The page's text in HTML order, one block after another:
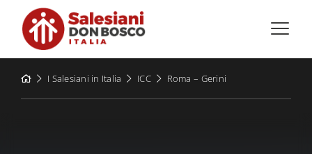
content
I Salesiani in Italia ICC Roma – Gerini